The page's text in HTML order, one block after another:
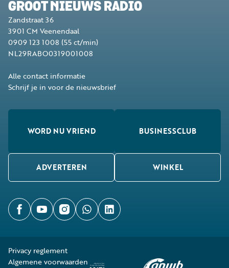
GROOT NIEUWS RADIO
Zandstraat 36
3901 CM Veenendaal
0909 123 1008 (55 ct/min)
NL29RABO0319001008
Alle contact informatie
Schrijf je in voor de nieuwsbrief
WORD NU VRIEND BUSINESSCLUB
ADVERTEREN WINKEL
Privacy reglement
Algemene voorwaarden